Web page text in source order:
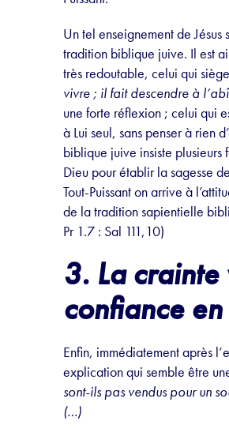
Un tel enseignement de
tradition biblique juive. Il est
très redoutable, celui qui
vivre ; il fait descendre à
une forte réflexion ; celui qui
à Lui seul, sans penser à rien
biblique juive insiste
Dieu pour établir la sagesse
Tout-Puissant on arrive à
de la tradition sapientielle
Pr 1.7 : Sal 111,10)
3. La
confiance
Enfin, immédiatement après
explication qui semble être
sont-ils pas vendus pour un
(…)